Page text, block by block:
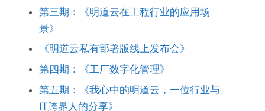
第三期：《明道云在工程行业的应用场
景》
《明道云私有部署版线上发布会》
第四期：《工厂数字化管理》
第五期：《我心中的明道云，一位行业与
IT跨界人的分享》